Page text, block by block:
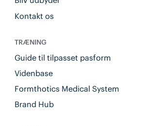
Kontakt os
TRÆNING
Guide til tilpasset pasform
Videnbase
Formthotics Medical System
Brand Hub